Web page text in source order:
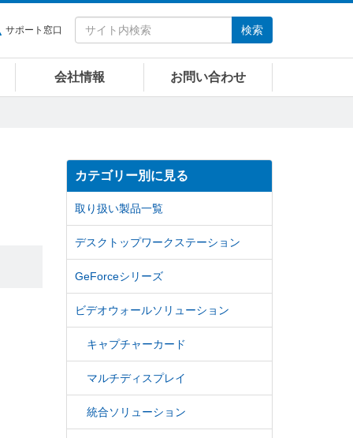
サポート窓口 検索
会社情報 お問い合わせ
カテゴリー別に見る
取り扱い製品一覧
デスクトップワークステーション
GeForceシリーズ
ビデオウォールソリューション
キャプチャーカード
マルチディスプレイ
統合ソリューション